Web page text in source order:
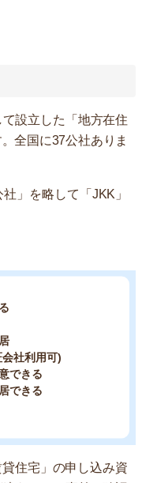
設立した「地方在住
全国に37公社ありま
」を略して「JKK」
社利用可)
できる
できる
住宅」の申し込み資